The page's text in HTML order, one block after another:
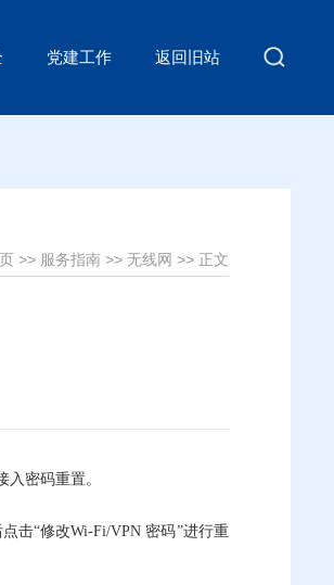
党建工作 返回旧站
>> 服务指南>> 无线网 >> 正文
密码重置。
击“修改Wi-Fi/VPN 密码”进行重